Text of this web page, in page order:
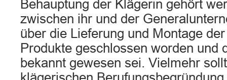
Behauptung der Klägerin gehört
zwischen ihr und der
über die Lieferung und Montage der
Produkte geschlossen worden und
bekannt gewesen sei. Vielmehr